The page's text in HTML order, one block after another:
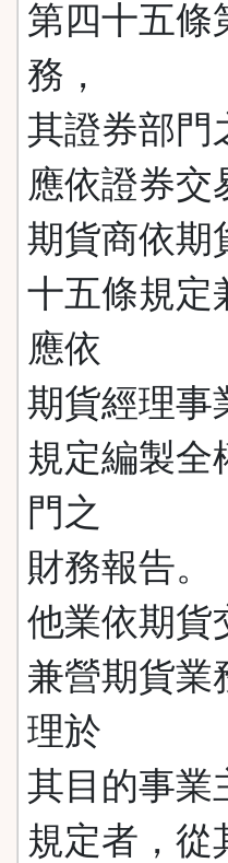
第四十五條
務，
其證券部門
應依證券交
期貨商依期
十五條規定
應依
期貨經理事
規定編製全
門之
財務報告。
他業依期貨
兼營期貨業
理於
其目的事業
規定者，從